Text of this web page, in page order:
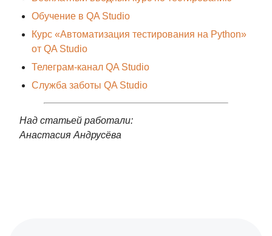
Обучение в QA Studio
Курс «Автоматизация тестирования на Python»
от QA Studio
Телеграм-канал QA Studio
Служба заботы QA Studio
Над статьей работали:
Анастасия Андрусёва